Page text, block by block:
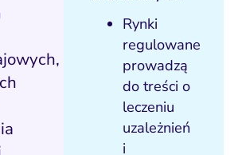
Rynki
regulowane
prowadzą
do treści o
leczeniu
uzależnień
i